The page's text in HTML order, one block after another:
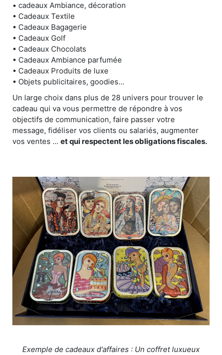
• cadeaux Ambiance, décoration
• Cadeaux Textile
• Cadeaux Bagagerie
• Cadeaux Golf
• Cadeaux Chocolats
• Cadeaux Ambiance parfumée
• Cadeaux Produits de luxe
• Objets publicitaires, goodies...
Un large choix dans plus de 28 univers pour trouver le
cadeau qui va vous permettre de répondre à vos
objectifs de communication, faire passer votre
message, fidéliser vos clients ou salariés, augmenter
vos ventes ... et qui respectent les obligations fiscales.
Exemple de cadeaux d'affaires : Un coffret luxueux